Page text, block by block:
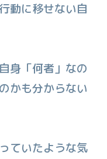
動に移せない自
身「何者」なの
かも分からない
ていたような気